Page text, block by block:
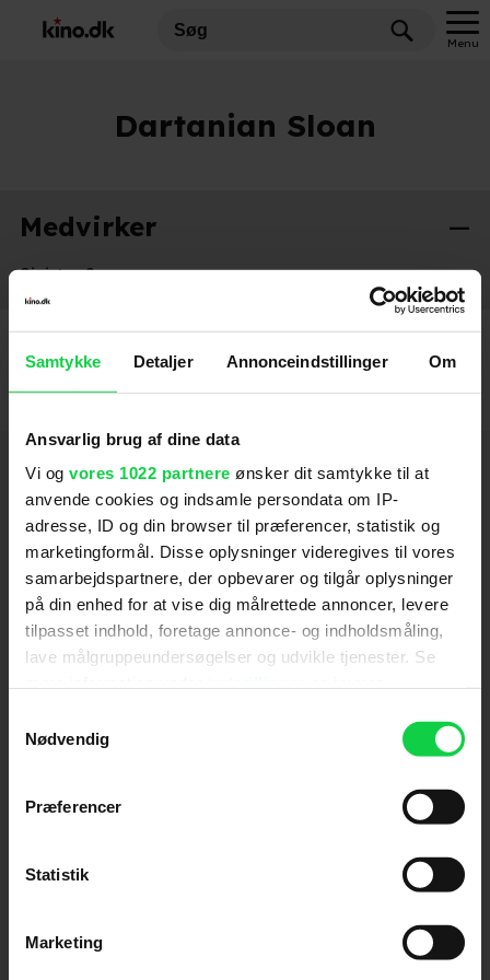
Samtykke Detaljer Annonceindstillinger Om
Ansvarlig brug af dine data
Vi og vores 1022 partnere ønsker dit samtykke til at
anvende cookies og indsamle persondata om IP-
adresse, ID og din browser til præferencer, statistik og
marketingformål. Disse oplysninger videregives til vores
samarbejdspartnere, der opbevarer og tilgår oplysninger
på din enhed for at vise dig målrettede annoncer, levere
tilpasset indhold, foretage annonce- og indholdsmåling,
lave målgruppeundersøgelser og udvikle tjenester. Se
tilbage eller ændre indstillinger fra vores
"Cookiedeklaration", eller ved at trykke på "Privacy
Indsamle præcise oplysninger om din placering,
Identificere din enhed baseret på en scanning af
dens unikke karakteristika (fingerprinting)
Nødvendig
Præferencer
Statistik
Marketing
Menu
Dartanian Sloan
Medvirker
Sinister 2 2015
Hold dig opdateret
Send
Ved tilmelding accepterer jeg samtidig
Kino.dks Markedsføringssamtykke